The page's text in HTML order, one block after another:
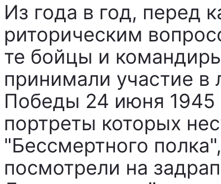
Из года в год, перед
риторическим
те бойцы и
принимали участие
Победы 24 июня 1945
портреты которых
"Бессмертного
посмотрели на